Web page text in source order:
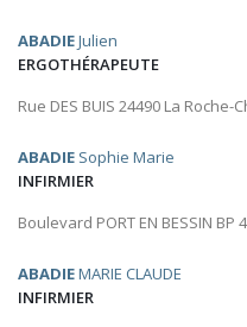
ABADIEJulien
ERGOTHÉRAPEUTE
Rue DES BUIS 24490 La Roche-
ABADIE Sophie Marie
INFIRMIER
Boulevard PORT EN BESSIN BP
ABADIEMARIE CLAUDE
INFIRMIER